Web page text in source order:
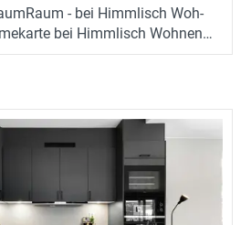
- bei Himm­lisch Woh­
re­gis­trie­ren und mit etwas
Wohn­ein­rich­tung bei uns ge­win­
Wohn- oder Kü­chen­ein­rich­
zu 20.000 Euro. Der Ge­winn wird
in­di­vi­du­ell ge­
Wün­sche sowie den
So ent­steht ein maß­
statt eines Stan­dard­ge­